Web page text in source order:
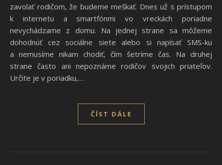
zavolať rodičom, že budeme meškať. Dnes už s prístupom
k internetu a smartfónmi vo vreckách poriadne
nevychádzame z domu. Na jednej strane sa môžeme
dohodnúť cez sociálne siete alebo si napísať SMS-ku
a nemusíme nikam chodiť, čím šetríme čas. Na druhej
strane často ani nepoznáme rodičov svojich priateľov.
Určite je v poriadku,…
ČÍST DÁLE